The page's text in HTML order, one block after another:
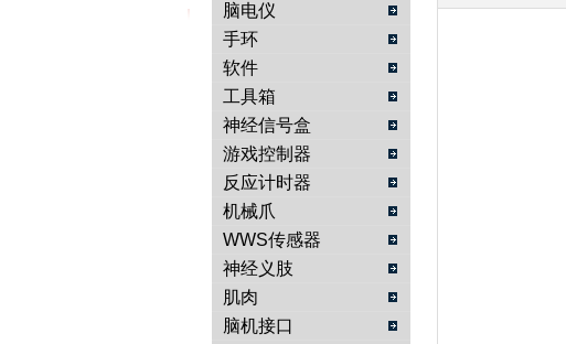
武汉提沃克科技有限公司
脑电仪
手环
软件
工具箱
神经信号盒
游戏控制器
反应计时器
机械爪
WWS传感器
神经义肢
肌肉
脑机接口